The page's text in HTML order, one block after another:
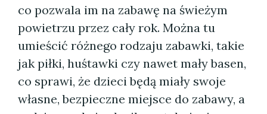
co pozwala im na zabawę na świeżym
powietrzu przez cały rok. Można tu
umieścić różnego rodzaju zabawki, takie
jak piłki, huśtawki czy nawet mały basen,
co sprawi, że dzieci będą miały swoje
własne, bezpieczne miejsce do zabawy, a